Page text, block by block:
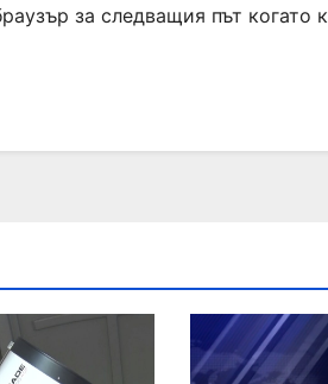
за следващия път когато